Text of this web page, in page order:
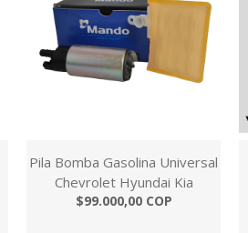
Pila Bomba Gasolina Universal
Chevrolet Hyundai Kia
$99.000,00 COP